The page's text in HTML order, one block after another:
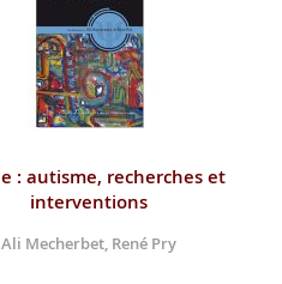
: autisme, recherches et
interventions
Ali Mecherbet, René Pry